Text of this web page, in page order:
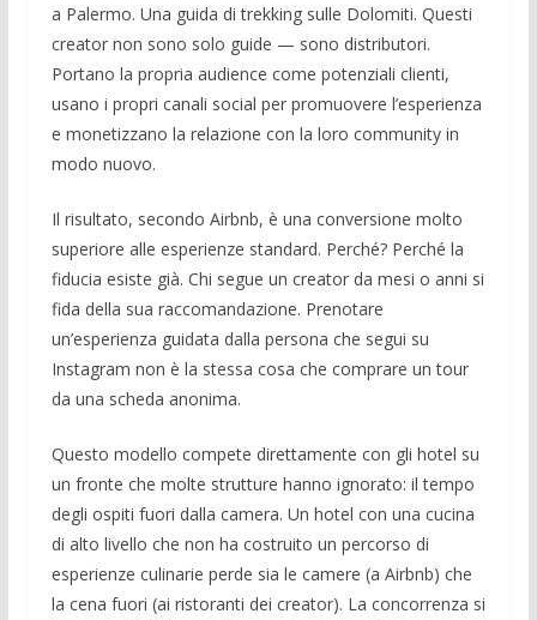
a Palermo. Una guida di trekking sulle Dolomiti. Questi
creator non sono solo guide — sono distributori.
Portano la propria audience come potenziali clienti,
usano i propri canali social per promuovere l’esperienza
e monetizzano la relazione con la loro community in
modo nuovo.
Il risultato, secondo Airbnb, è una conversione molto
superiore alle esperienze standard. Perché? Perché la
fiducia esiste già. Chi segue un creator da mesi o anni si
fida della sua raccomandazione. Prenotare
un’esperienza guidata dalla persona che segui su
Instagram non è la stessa cosa che comprare un tour
da una scheda anonima.
Questo modello compete direttamente con gli hotel su
un fronte che molte strutture hanno ignorato: il tempo
degli ospiti fuori dalla camera. Un hotel con una cucina
di alto livello che non ha costruito un percorso di
esperienze culinarie perde sia le camere (a Airbnb) che
la cena fuori (ai ristoranti dei creator). La concorrenza si